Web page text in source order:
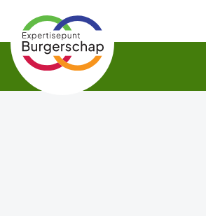
Expertisepunt
Burgerschap